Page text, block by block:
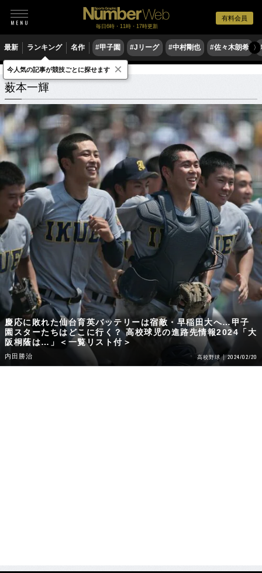
有料会員
毎日6時・11時・17時更新
最新 ランキング 名作 #甲子園 #Jリーグ #中村剛也 #佐々木朗希 〉
薮本一輝 関連記事
薮本一輝
慶応に敗れた仙台育英バッテリーは宿敵・早稲田大へ…甲子
園スターたちはどこに行く？ 高校球児の進路先情報2024「大
阪桐蔭は…」＜一覧リスト付＞
内田勝治 高校野球 2024/02/20
今人気の記事が競技ごとに探せます ×